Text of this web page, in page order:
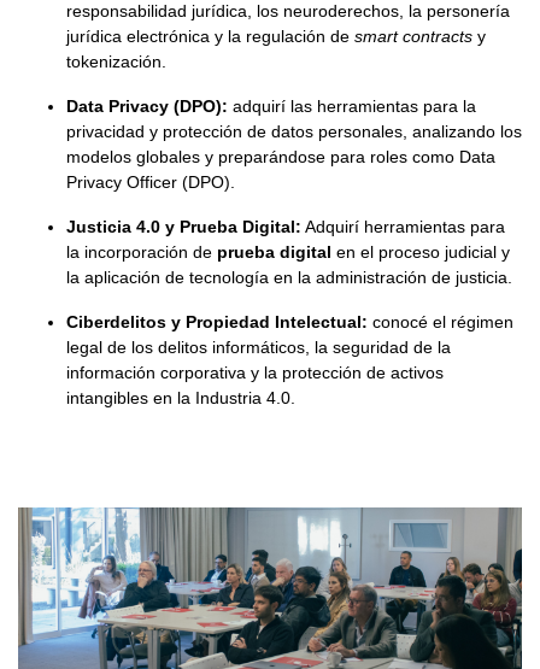
responsabilidad jurídica, los neuroderechos, la personería
jurídica electrónica y la regulación de smart contracts y
tokenización.
Data Privacy (DPO): adquirí las herramientas para la
privacidad y protección de datos personales, analizando los
modelos globales y preparándose para roles como Data
Privacy Officer (DPO).
Justicia 4.0 y Prueba Digital: Adquirí herramientas para
la incorporación de prueba digital en el proceso judicial y
la aplicación de tecnología en la administración de justicia.
Ciberdelitos y Propiedad Intelectual: conocé el régimen
legal de los delitos informáticos, la seguridad de la
información corporativa y la protección de activos
intangibles en la Industria 4.0.